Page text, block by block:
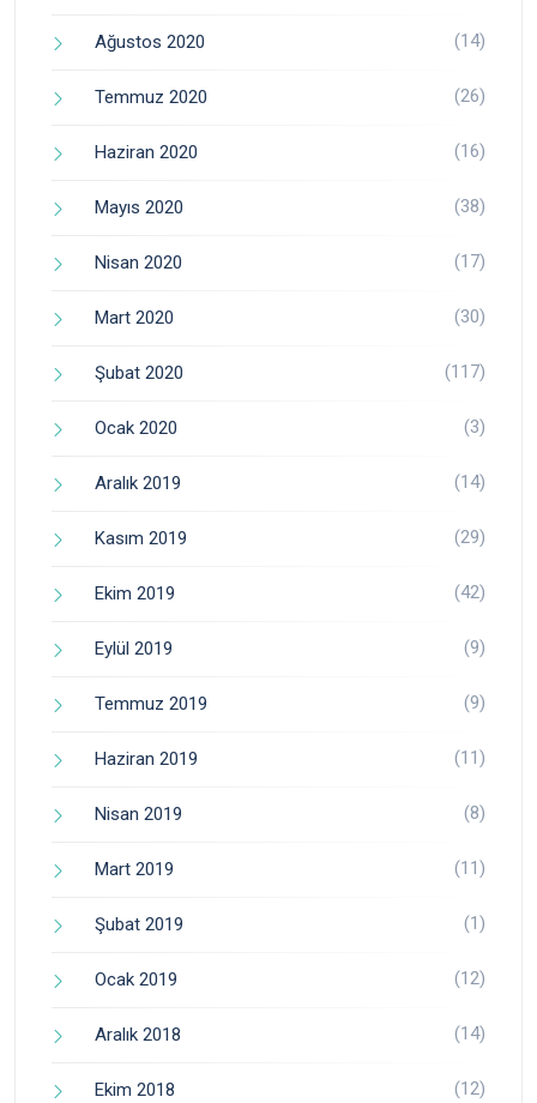
Ağustos 2020 (14)
Temmuz 2020 (26)
Haziran 2020 (16)
Mayıs 2020 (38)
Nisan 2020 (17)
Mart 2020 (30)
Şubat 2020 (117)
Ocak 2020 (3)
Aralık 2019 (14)
Kasım 2019 (29)
Ekim 2019 (42)
Eylül 2019 (9)
Temmuz 2019 (9)
Haziran 2019 (11)
Nisan 2019 (8)
Mart 2019 (11)
Şubat 2019 (1)
Ocak 2019 (12)
Aralık 2018 (14)
Ekim 2018 (12)